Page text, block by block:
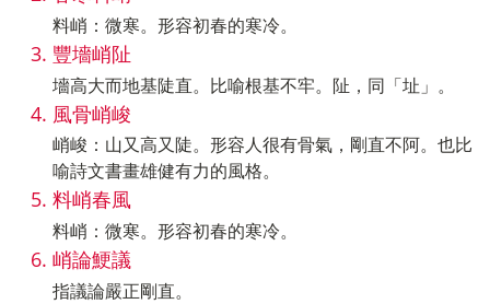
料峭：微寒。形容初春的寒冷。
豐墻峭阯
墻高大而地基陡直。比喻根基不牢。阯，同「址」。
風骨峭峻
峭峻：山又高又陡。形容人很有骨氣，剛直不阿。也比
喻詩文書畫雄健有力的風格。
料峭春風
料峭：微寒。形容初春的寒冷。
峭論鯁議
指議論嚴正剛直。